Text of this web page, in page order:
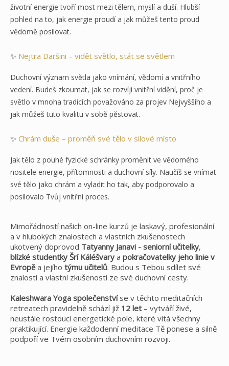
životní energie tvoří most mezi tělem, myslí a duší. Hlubší
pohled na to, jak energie proudí a jak můžeš tento proud
vědomě posilovat.
✨ Nejtra Daršini – vidět světlo, stát se světlem
Duchovní význam světla jako vnímání, vědomí a vnitřního
vedení. Budeš zkoumat, jak se rozvíjí vnitřní vidění, proč je
světlo v mnoha tradicích považováno za projev Nejvyššího a
jak můžeš tuto kvalitu v sobě pěstovat.
✨ Chrám duše – proměň své tělo v silové místo
Jak tělo z pouhé fyzické schránky proměnit ve vědomého
nositele energie, přítomnosti a duchovní síly. Naučíš se vnímat
své tělo jako chrám a vyladit ho tak, aby podporovalo a
posilovalo Tvůj vnitřní proces.
Mimořádností našich on-line kurzů je laskavý, profesionální
a v hlubokých znalostech a vlastních zkušenostech
ukotvený doprovod Tatyanny Janavi - seniorní učitelky,
blízké studentky Šrí Káléšvary a pokračovatelky jeho linie v
Evropěa jejího týmu učitelů. Budou s Tebou sdílet své
znalosti a vlastní zkušenosti ze své duchovní cesty.
Kaleshwara Yoga společenstvíse v těchto meditačních
retreatech pravidelně schází již 12 let – vytváří živé,
neustále rostoucí energetické pole, které vítá všechny
praktikující. Energie každodenní meditace Tě ponese a silně
podpoří ve Tvém osobním duchovním rozvoji.